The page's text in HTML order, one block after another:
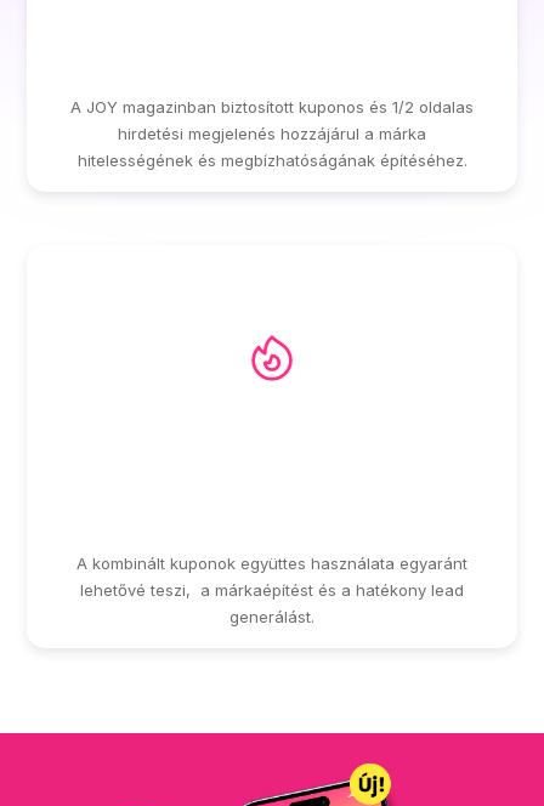
A JOY magazinban biztosított kuponos és 1/2 oldalas
hirdetési megjelenés hozzájárul a márka
hitelességének és megbízhatóságának építéséhez.
A kombinált kuponok együttes használata egyaránt
lehetővé teszi, a márkaépítést és a hatékony lead
generálást.